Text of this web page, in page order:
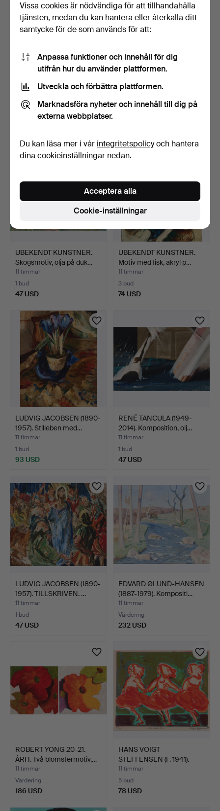
ANNE THOLSTRUP (F.
11 timmar
Värdering
Väggrelief av glas med
11 timmar
UBEKENDT KUNSTNER.
Skogsmotiv, olja på duk…
11 timmar
1 bud
47 USD
UBEKENDT KUNSTNER.
Motiv med fisk, akryl p…
11 timmar
3 bud
74 USD
LUDVIG JACOBSEN (1890-
1957). Stilleben med…
11 timmar
1 bud
93 USD
RENÉ TANCULA (1949-
2014). Komposition, olj…
11 timmar
1 bud
47 USD
LUDVIG JACOBSEN (1890-
1957). TILLSKRIVEN. …
11 timmar
1 bud
47 USD
EDVARD ØLUND-HANSEN
(1887-1979). Kompositi…
11 timmar
Värdering
232 USD
ROBERT YONG 20-21.
ÅRH. Två blomstermotiv,…
11 timmar
Värdering
186 USD
HANS VOIGT
STEFFENSEN (F. 1941).
”Slovakis…
11 timmar
5 bud
78 USD
Vissa cookies är nödvändiga för att tillhandahålla
tjänsten, medan du kan hantera eller återkalla ditt
samtycke för de som används för att:
Anpassa funktioner och innehåll för dig
utifrån hur du använder plattformen.
Utveckla och förbättra plattformen.
Marknadsföra nyheter och innehåll till dig på
externa webbplatser.
Du kan läsa mer i vår integritetspolicyoch hantera
dina cookieinställningar nedan.
Cookie-inställningar
Acceptera alla